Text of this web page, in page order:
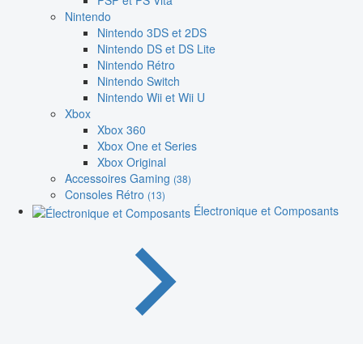
Nintendo
Nintendo 3DS et 2DS
Nintendo DS et DS Lite
Nintendo Rétro
Nintendo Switch
Nintendo Wii et Wii U
Xbox
Xbox 360
Xbox One et Series
Xbox Original
Accessoires Gaming (38)
Consoles Rétro (13)
Électronique et Composants